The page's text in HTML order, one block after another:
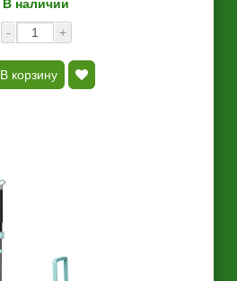
В наличии
-
+
В корзину